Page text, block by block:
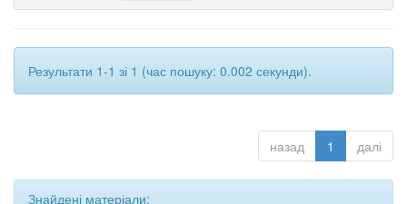
Результати 1-1 зі 1 (час пошуку: 0.002 секунди).
назад 1 далі
Знайдені матеріали: